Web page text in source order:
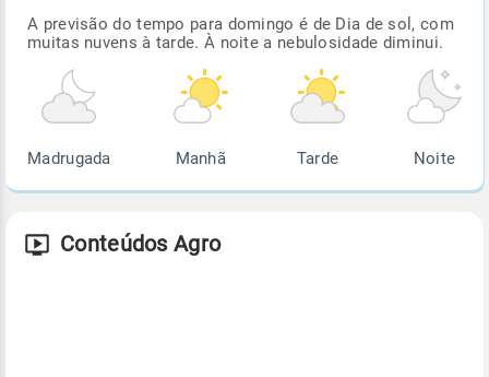
A previsão do tempo para domingo é de Dia de sol, com
muitas nuvens à tarde. À noite a nebulosidade diminui.
Madrugada Manhã Tarde Noite
Conteúdos Agro